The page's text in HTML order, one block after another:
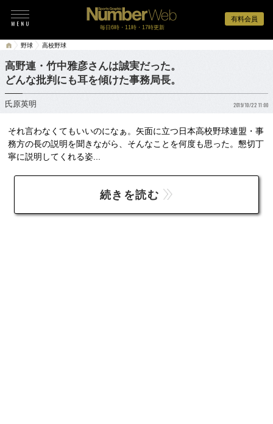
有料会員
毎日6時・11時・17時更新
野球 高校野球
高野連・竹中雅彦さんは誠実だった。
どんな批判にも耳を傾けた事務局長。
氏原英明 2019/10/22 11:00
それ言わなくてもいいのになぁ。矢面に立つ日本高校野球連盟・事
務方の長の説明を聞きながら、そんなことを何度も思った。懇切丁
寧に説明してくれる姿...
続きを読む